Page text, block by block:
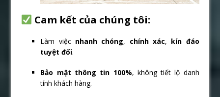
Cam kết của chúng tôi:
Làm việc nhanh chóng, chính xác, kín đáo
tuyệt đối.
Bảo mật thông tin 100%, không tiết lộ danh
tính khách hàng.